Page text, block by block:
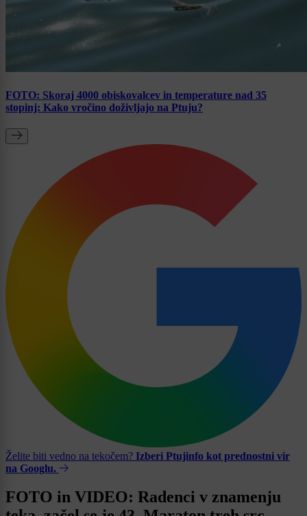
FOTO: Skoraj 4000 obiskovalcev in temperature nad 35
stopinj: Kako vročino doživljajo na Ptuju?
Želite biti vedno na tekočem? Izberi Ptujinfo kot prednostni vir
na Googlu.
FOTO in VIDEO: Radenci v znamenju